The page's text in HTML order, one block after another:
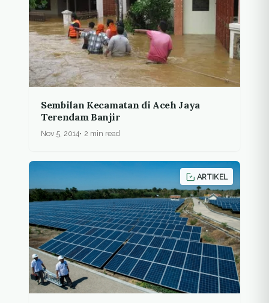
Sembilan Kecamatan di Aceh Jaya
Terendam Banjir
Nov 5, 2014 2 min read
ARTIKEL